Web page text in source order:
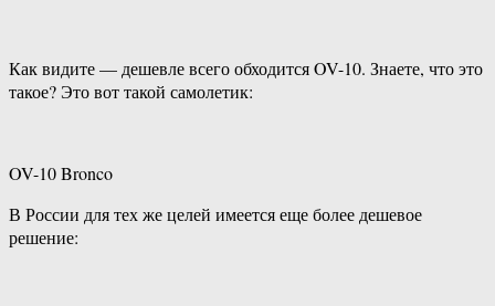
Как видите — дешевле всего обходится OV-10. Знаете, что это
такое? Это вот такой самолетик:
OV-10 Bronco
В России для тех же целей имеется еще более дешевое
решение: